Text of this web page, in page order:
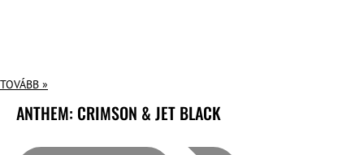
TOVÁBB »
ANTHEM: CRIMSON & JET BLACK